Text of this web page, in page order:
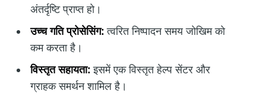
अंतर्दृष्टि प्राप्त हो।
उच्च गति प्रोसेसिंग:त्वरित निष्पादन समय जोखिम को
कम करता है।
विस्तृत सहायता:इसमें एक विस्तृत हेल्प सेंटर और
ग्राहक समर्थन शामिल है।